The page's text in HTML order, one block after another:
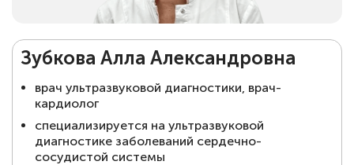
Зубкова Алла Александровна
врач ультразвуковой диагностики, врач-
кардиолог
⁠специализируется на ультразвуковой
диагностике заболеваний сердечно-
сосудистой системы